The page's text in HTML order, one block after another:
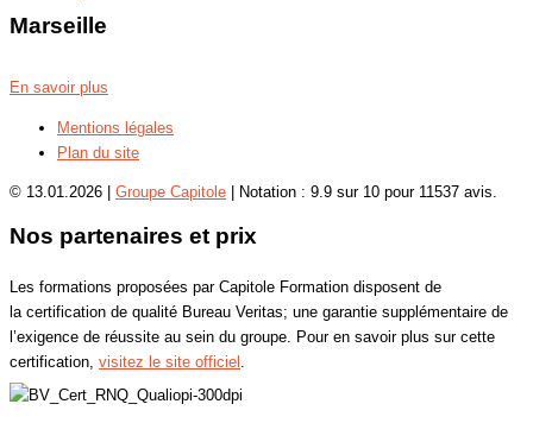
Marseille
En savoir plus
Mentions légales
Plan du site
© 13.01.2026 | Groupe Capitole Notation : 9.9 sur 10 pour11537 avis.
Nos partenaires et prix
Les formations proposées par Capitole Formation disposent de
la certification de qualité Bureau Veritas; une garantie supplémentaire de
l’exigence de réussite au sein du groupe. Pour en savoir plus sur cette
certification, visitez le site officiel .